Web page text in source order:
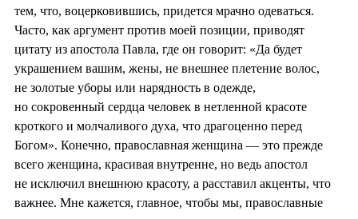
тем, что, воцерковившись, придется мрачно одеваться.
Часто, как аргумент против моей позиции, приводят
цитату из апостола Павла, где он говорит: «Да будет
украшением вашим, жены, не внешнее плетение волос,
не золотые уборы или нарядность в одежде,
но сокровенный сердца человек в нетленной красоте
кроткого и молчаливого духа, что драгоценно перед
Богом». Конечно, православная женщина — это прежде
всего женщина, красивая внутренне, но ведь апостол
не исключил внешнюю красоту, а расставил акценты, что
важнее. Мне кажется, главное, чтобы мы, православные